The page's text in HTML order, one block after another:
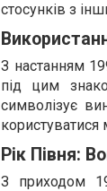
стосунків з
З настанням
під цим
символізує
Рік Півня:
З приходом